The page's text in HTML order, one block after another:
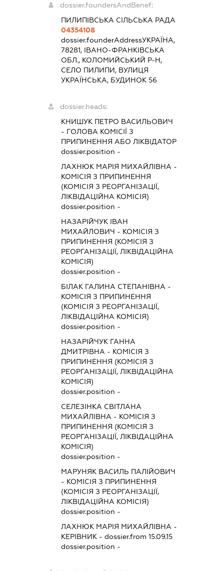
dossier.foundersAndBenef:
ПИЛИПІВСЬКА СІЛЬСЬКА РАДА
04354108
dossier.founderAddressУКРАЇНА,
78281, ІВАНО-ФРАНКІВСЬКА
ОБЛ., КОЛОМИЙСЬКИЙ Р-Н,
СЕЛО ПИЛИПИ, ВУЛИЦЯ
УКРАЇНСЬКА, БУДИНОК 56
dossier.heads:
КНИШУК ПЕТРО ВАСИЛЬОВИЧ
- ГОЛОВА КОМІСІЇ З
ПРИПИНЕННЯ АБО ЛІКВІДАТОР
dossier.position -
ЛАХНЮК МАРІЯ МИХАЙЛІВНА -
КОМІСІЯ З ПРИПИНЕННЯ
(КОМІСІЯ З РЕОРГАНІЗАЦІЇ,
ЛІКВІДАЦІЙНА КОМІСІЯ)
dossier.position -
НАЗАРІЙЧУК ІВАН
МИХАЙЛОВИЧ - КОМІСІЯ З
ПРИПИНЕННЯ (КОМІСІЯ З
РЕОРГАНІЗАЦІЇ, ЛІКВІДАЦІЙНА
КОМІСІЯ)
dossier.position -
БІЛАК ГАЛИНА СТЕПАНІВНА -
КОМІСІЯ З ПРИПИНЕННЯ
(КОМІСІЯ З РЕОРГАНІЗАЦІЇ,
ЛІКВІДАЦІЙНА КОМІСІЯ)
dossier.position -
НАЗАРІЙЧУК ГАННА
ДМИТРІВНА - КОМІСІЯ З
ПРИПИНЕННЯ (КОМІСІЯ З
РЕОРГАНІЗАЦІЇ, ЛІКВІДАЦІЙНА
КОМІСІЯ)
dossier.position -
СЕЛЕЗІНКА СВІТЛАНА
МИХАЙЛІВНА - КОМІСІЯ З
ПРИПИНЕННЯ (КОМІСІЯ З
РЕОРГАНІЗАЦІЇ, ЛІКВІДАЦІЙНА
КОМІСІЯ)
dossier.position -
МАРУНЯК ВАСИЛЬ ПАЛІЙОВИЧ
- КОМІСІЯ З ПРИПИНЕННЯ
(КОМІСІЯ З РЕОРГАНІЗАЦІЇ,
ЛІКВІДАЦІЙНА КОМІСІЯ)
dossier.position -
ЛАХНЮК МАРІЯ МИХАЙЛІВНА -
КЕРІВНИК - dossier.from 15.09.15
dossier.position -